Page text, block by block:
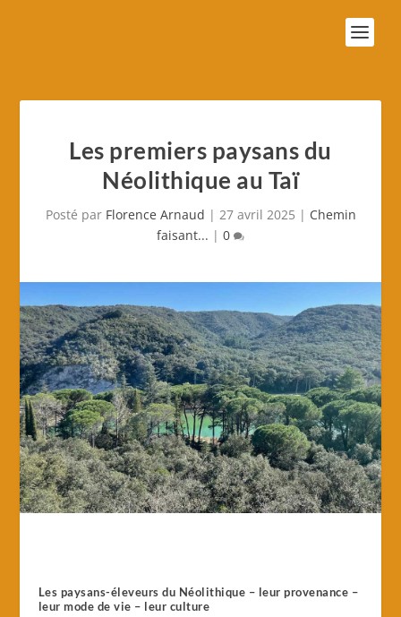
Les premiers paysans du
Néolithique au Taï
Posté par Florence Arnaud | 27 avril 2025 | Chemin
faisant... | 0
Les paysans-éleveurs du Néolithique – leur provenance –
leur mode de vie – leur culture